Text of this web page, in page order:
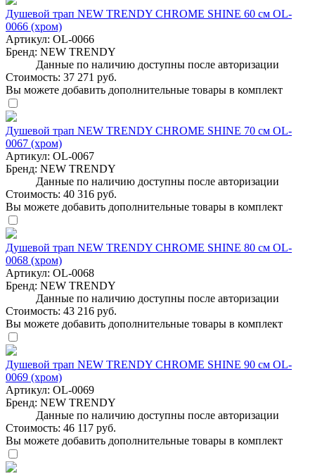
Душевой трап NEW TRENDY CHROME SHINE 60 см OL-
0066 (хром)
Артикул: OL-0066
Бренд: NEW TRENDY
Данные по наличию доступны после авторизации
Стоимость: 37 271 руб.
Вы можете добавить дополнительные товары в комплект
Душевой трап NEW TRENDY CHROME SHINE 70 см OL-
0067 (хром)
Артикул: OL-0067
Бренд: NEW TRENDY
Данные по наличию доступны после авторизации
Стоимость: 40 316 руб.
Вы можете добавить дополнительные товары в комплект
Душевой трап NEW TRENDY CHROME SHINE 80 см OL-
0068 (хром)
Артикул: OL-0068
Бренд: NEW TRENDY
Данные по наличию доступны после авторизации
Стоимость: 43 216 руб.
Вы можете добавить дополнительные товары в комплект
Душевой трап NEW TRENDY CHROME SHINE 90 см OL-
0069 (хром)
Артикул: OL-0069
Бренд: NEW TRENDY
Данные по наличию доступны после авторизации
Стоимость: 46 117 руб.
Вы можете добавить дополнительные товары в комплект